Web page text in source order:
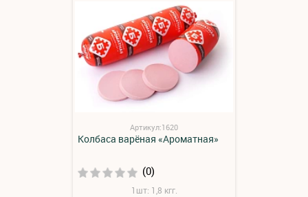
Артикул:1620
Колбаса варёная «Ароматная»
(0)
1шт: 1,8 кгг.